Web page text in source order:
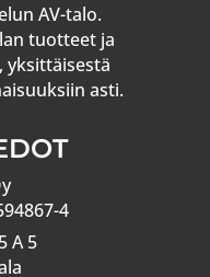
AV-talo.
tuotteet ja
yksittäisestä
asti.
4
A 5